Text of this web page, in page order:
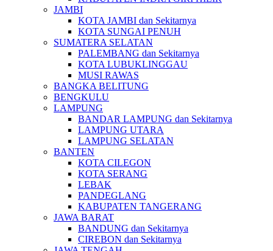
JAMBI
KOTA JAMBI dan Sekitarnya
KOTA SUNGAI PENUH
SUMATERA SELATAN
PALEMBANG dan Sekitarnya
KOTA LUBUKLINGGAU
MUSI RAWAS
BANGKA BELITUNG
BENGKULU
LAMPUNG
BANDAR LAMPUNG dan Sekitarnya
LAMPUNG UTARA
LAMPUNG SELATAN
BANTEN
KOTA CILEGON
KOTA SERANG
LEBAK
PANDEGLANG
KABUPATEN TANGERANG
JAWA BARAT
BANDUNG dan Sekitarnya
CIREBON dan Sekitarnya